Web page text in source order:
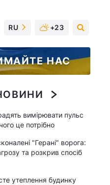
RU +23
НАС
вимірювати пульс
це потрібно
"Герані" ворога:
та розкрив спосіб
утеплення будинку